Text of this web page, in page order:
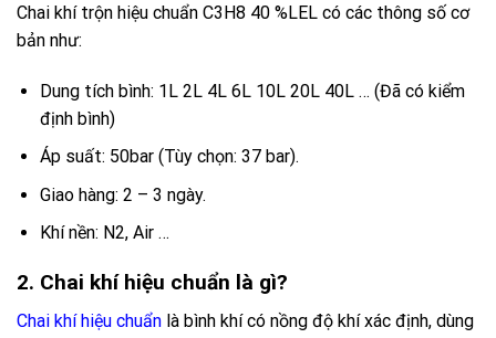
Chai khí trộn hiệu chuẩn C3H8 40 %LEL có các thông số cơ
bản như:
Dung tích bình: 1L 2L 4L 6L 10L 20L 40L … (Đã có kiểm
định bình)
Áp suất: 50bar (Tùy chọn: 37 bar).
Giao hàng: 2 – 3 ngày.
Khí nền: N2, Air …
2. Chai khí hiệu chuẩn là gì?
Chai khí hiệu chuẩn là bình khí có nồng độ khí xác định, dùng